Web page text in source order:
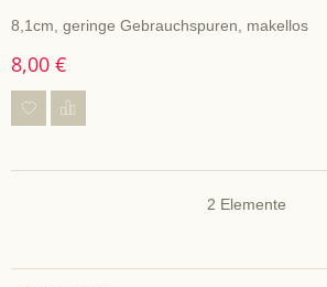
8,1cm, geringe Gebrauchspuren, makellos
8,00 €
2 Elemente